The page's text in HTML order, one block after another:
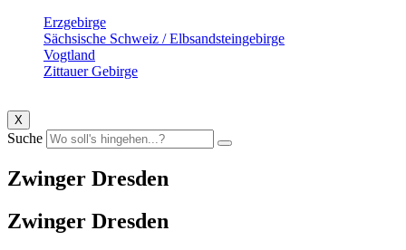
Erzgebirge
Sächsische Schweiz / Elbsandsteingebirge
Vogtland
Zittauer Gebirge
X
Suche
Zwinger Dresden
Zwinger Dresden